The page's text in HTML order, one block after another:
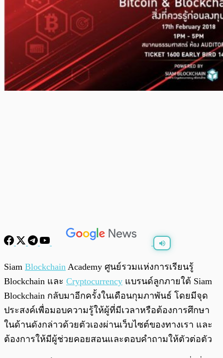
0:00 0:00
Siam Blockchain Academy ศูนย์รวมแห่งการเรียนรู้
Blockchain และ Cryptocurrency แบรนด์ลูกภายใต้ Siam
Blockchain กลับมาอีกครั้งในเดือนกุมภาพันธ์ โดยมีจุด
ประสงค์เพื่อมอบความรู้ให้ผู้ที่มีเวลาหรือต้องการศึกษา
ในด้านดังกล่าวด้วยตัวเองผ่านเว็บไซต์ของทางเรา และ
ต้องการให้มีผู้ช่วยคอยสอนและตอบคำถามให้ตัวต่อตัว